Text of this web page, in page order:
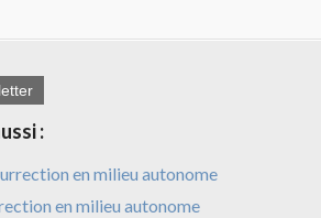
:
en milieu autonome